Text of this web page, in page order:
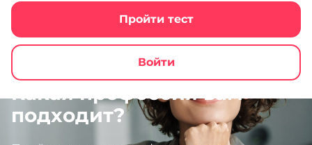
Пройти тест
Войти
Какая профессия вам
подходит?